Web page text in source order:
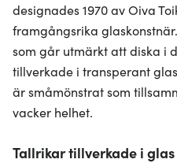
designades 1970 av Oiva
framgångsrika
som går utmärkt att diska i
tillverkade i transperant
är småmönstrat som
vacker helhet.
Tallrikar tillverkade i glas